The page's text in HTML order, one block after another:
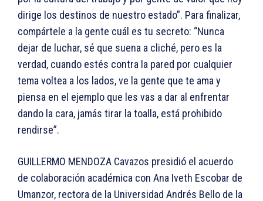
dirige los destinos de nuestro estado”. Para finalizar,
compártele a la gente cuál es tu secreto: “Nunca
dejar de luchar, sé que suena a cliché, pero es la
verdad, cuando estés contra la pared por cualquier
tema voltea a los lados, ve la gente que te ama y
piensa en el ejemplo que les vas a dar al enfrentar
dando la cara, jamás tirar la toalla, está prohibido
rendirse”.
GUILLERMO MENDOZA Cavazos presidió el acuerdo
de colaboración académica con Ana Iveth Escobar de
Umanzor, rectora de la Universidad Andrés Bello de la